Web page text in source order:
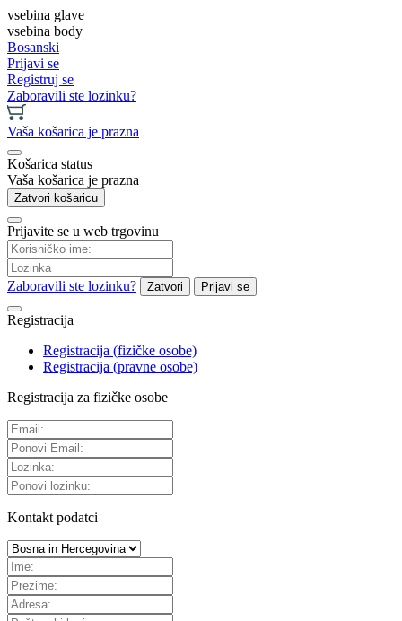
vsebina glave
vsebina body
Bosanski
Prijavi se
Registruj se
Zaboravili ste lozinku?
Vaša košarica je prazna
Košarica status
Vaša košarica je prazna
Zatvori košaricu
Prijavite se u web trgovinu
Zaboravili ste lozinku? Zatvori Prijavi se
Registracija
Registracija (fizičke osobe)
Registracija (pravne osobe)
Registracija za fizičke osobe
Kontakt podatci